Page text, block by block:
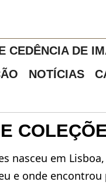
CEDÊNCIA DE
NOTÍCIAS
nasceu em
e onde